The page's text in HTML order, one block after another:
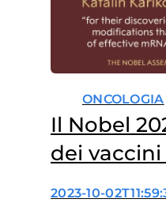
ONCOLOGIA
Il Nobel
dei vaccini
2023-10-